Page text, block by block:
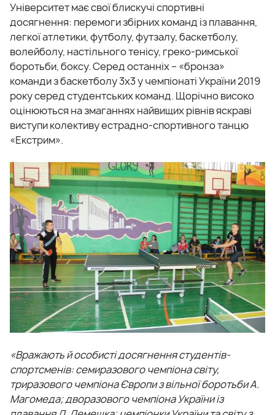
Університет має свої блискучі спортивні
досягнення: перемоги збірних команд із плавання,
легкої атлетики, футболу, футзалу, баскетболу,
волейболу, настільного тенісу, греко-римської
боротьби, боксу. Серед останніх – «бронза»
команди з баскетболу 3х3 у чемпіонаті України 2019
року серед студентських команд. Щорічно високо
оцінюються на змаганнях найвищих рівнів яскраві
виступи колективу естрадно-спортивного танцю
«Екстрим».
«Вражають й особисті досягнення студентів-
спортсменів: семиразового чемпіона світу,
триразового чемпіона Європи з вільної боротьби А.
Магомеда; дворазового чемпіона України із